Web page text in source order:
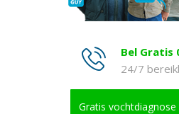
Bel Gratis
24/7
Gratis